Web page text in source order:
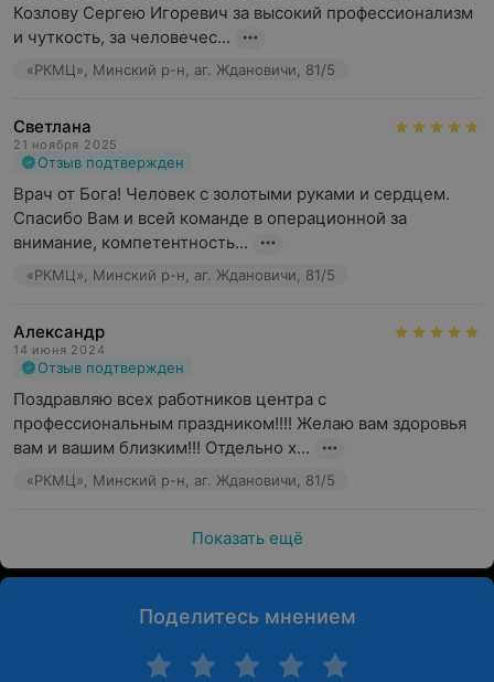
Козлову Сергею Игоревич за высокий профессионализм
и чуткость, за человечес...
«РКМЦ», Минский р-н, аг. Ждановичи, 81/5
Светлана
21 ноября 2025
Отзыв подтвержден
Врач от Бога! Человек с золотыми руками и сердцем.
Спасибо Вам и всей команде в операционной за
внимание, компетентность...
«РКМЦ», Минский р-н, аг. Ждановичи, 81/5
Александр
14 июня 2024
Отзыв подтвержден
Поздравляю всех работников центра с
профессиональным праздником!!!! Желаю вам здоровья
вам и вашим близким!!! Отдельно х...
«РКМЦ», Минский р-н, аг. Ждановичи, 81/5
Показать ещё
Поделитесь мнением